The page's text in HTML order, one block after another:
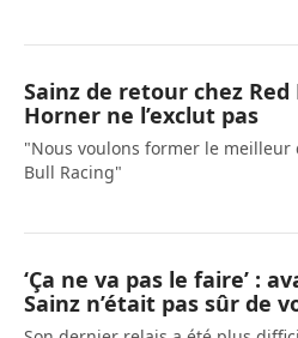
Sainz de retour chez Red
Horner ne l’exclut pas
"Nous voulons former le meilleur
Bull Racing"
‘Ça ne va pas le faire’ :
Sainz n’était pas sûr de